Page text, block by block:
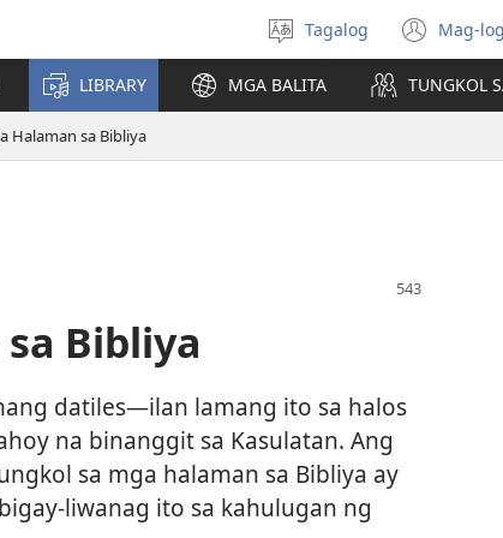
Pumili
ng
wika
Tagalog Mag-(may
na
LIBRARY MGA BALITA TUNGKOL
Halaman sa Bibliya
Bibliya
datiles​—ilan lamang ito sa halos
na binanggit sa Kasulatan. Ang
sa mga halaman sa Bibliya ay
liwanag ito sa kahulugan ng